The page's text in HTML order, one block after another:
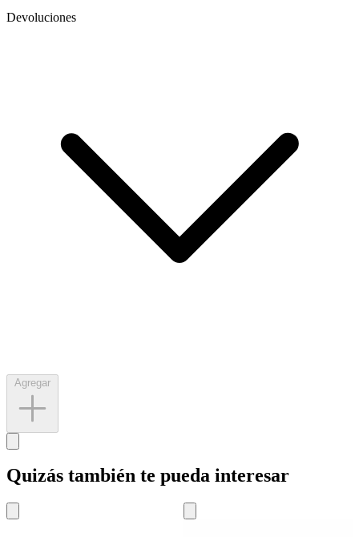
Devoluciones
Quizás también te pueda interesar